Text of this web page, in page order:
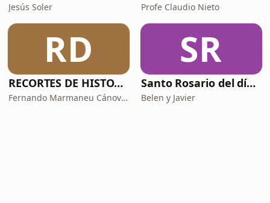
Jesús Soler Profe Claudio Nieto
RD
RECORTES DE HISTORIA Y CIENCIA
Fernando Marmaneu Cánovas
SR
Santo Rosario del día. 🙏 Reza con nosotros en castellano 🇪🇸
Belen y Javier